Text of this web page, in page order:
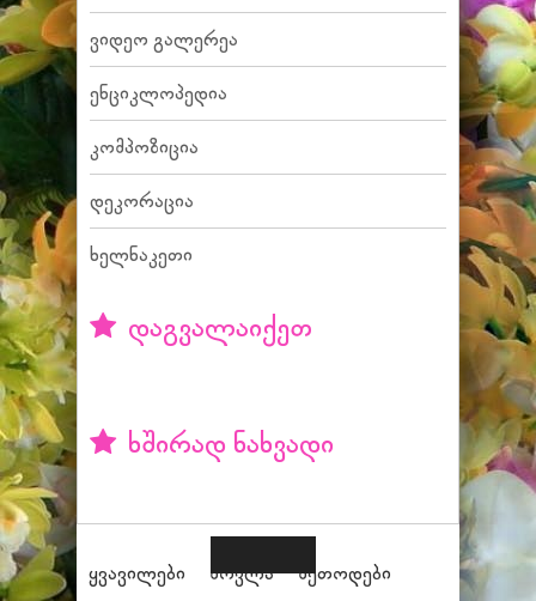
ვიდეო გალერეა
ენციკლოპედია
კომპოზიცია
დეკორაცია
ხელნაკეთი
დაგვალაიქეთ
ხშირად ნახვადი
ყვავილები მოვლა მეთოდები